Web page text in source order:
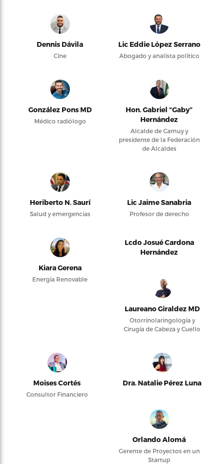
Dennis Dávila
Cine
Lic Eddie López Serrano
Abogado y analista político
González Pons MD
Médico radiólogo
Hon. Gabriel “Gaby”
Hernández
Alcalde de Camuy y
presidente de la Federación
de Alcaldes
Heriberto N. Saurí
Salud y emergencias
Lic Jaime Sanabria
Profesor de derecho
Kiara Gerena
Energía Renovable
Lcdo Josué Cardona
Hernández
Laureano Giraldez MD
Otorrinolaringología y
Cirugía de Cabeza y Cuello
Moises Cortés
Consultor Financiero
Dra. Natalie Pérez Luna
Orlando Alomá
Gerente de Proyectos en un
Startup